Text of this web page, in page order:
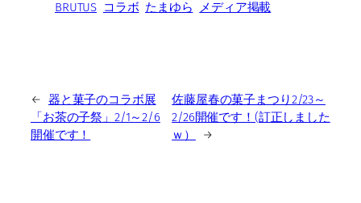
BRUTUS コラボ たまゆら メディア掲載
← 器と菓子のコラボ展
「お茶の子祭」2/1～2/6
開催です！
佐藤屋春の菓子まつり2/23～
2/26開催です！(訂正しました
ｗ）
→